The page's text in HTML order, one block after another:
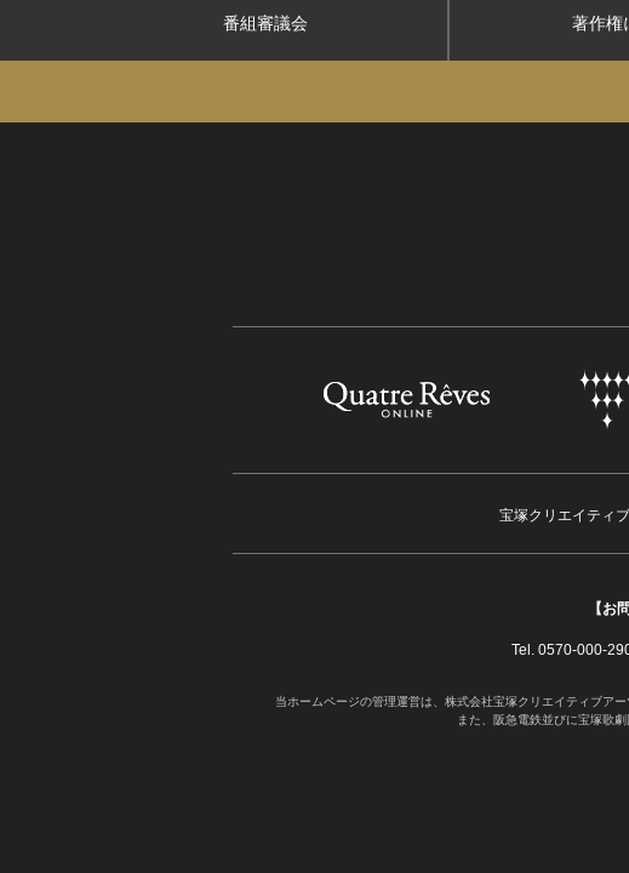
番組審議会 著作権
宝塚クリエイティ
【お
Tel. 0570-000-
当ホームページの管理運営は、株式会社宝塚クリエイティブア
また、阪急電鉄並びに宝塚歌